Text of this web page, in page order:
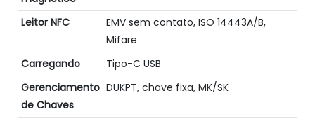
Leitor NFC
EMV sem contato, ISO 14443A/B,
Mifare
Carregando
Tipo-C USB
Gerenciamento
de Chaves
DUKPT, chave fixa, MK/SK